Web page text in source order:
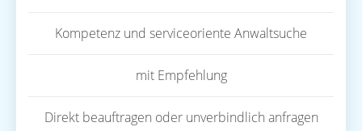
Kompetenz und serviceoriente Anwaltsuche
mit Empfehlung
Direkt beauftragen oder unverbindlich anfragen